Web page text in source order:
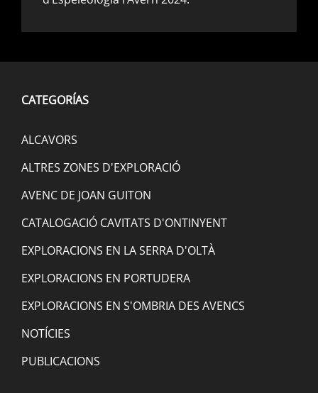
CATEGORÍAS
ALCAVORS
ALTRES ZONES D'EXPLORACIÓ
AVENC DE JOAN GUITON
CATALOGACIÓ CAVITATS D'ONTINYENT
EXPLORACIONS EN LA SERRA D'OLTÀ
EXPLORACIONS EN PORTUDERA
EXPLORACIONS EN S'OMBRIA DES AVENCS
NOTÍCIES
PUBLICACIONS